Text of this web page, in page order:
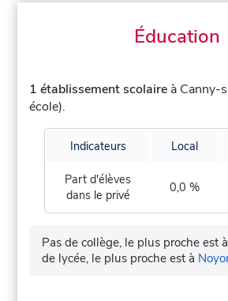
Éducation
1 établissement scolaire à Canny-
école).
Indicateurs Local
Part d'élèves
dans le privé
0,0 %
Pas de collège, le plus proche est à
de lycée, le plus proche est à